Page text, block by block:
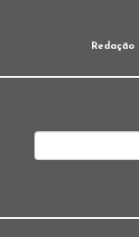
Redação